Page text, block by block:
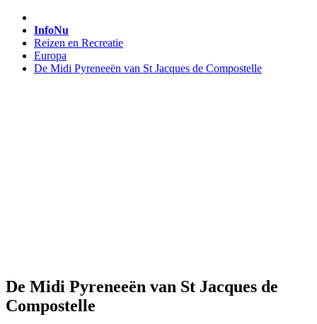
InfoNu
Reizen en Recreatie
Europa
De Midi Pyreneeën van St Jacques de Compostelle
De Midi Pyreneeën van St Jacques de
Compostelle